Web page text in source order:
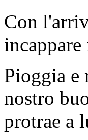
Con
Pioggia e
nostro
protrae a